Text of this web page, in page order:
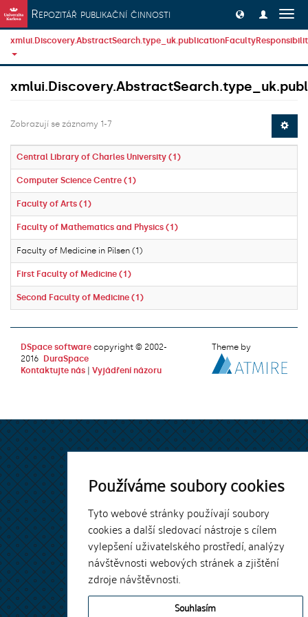
Používáme soubory cookies
Tyto webové stránky používají soubory
cookies a další sledovací nástroje s cílem
vylepšení uživatelského prostředí, analýzy
návštěvnosti webových stránek a zjištění
zdroje návštěvnosti.
Souhlasím
Přeskočit na obsah
Repozitář publikační činnosti
Zobrazují se záznamy 1-7
Central Library of Charles University (1)
Computer Science Centre (1)
Faculty of Arts (1)
Faculty of Mathematics and Physics (1)
Faculty of Medicine in Pilsen (1)
First Faculty of Medicine (1)
Second Faculty of Medicine (1)
DSpace software copyright © 2002-
2016
DuraSpace
Kontaktujte nás
Vyjádření názoru
Theme by